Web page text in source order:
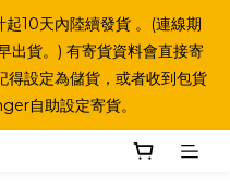
10天內陸續發貨 。(連線期
出貨。) 有寄貨資料會直接寄
得設定為儲貨，或者收到包貨
自助設定寄貨。